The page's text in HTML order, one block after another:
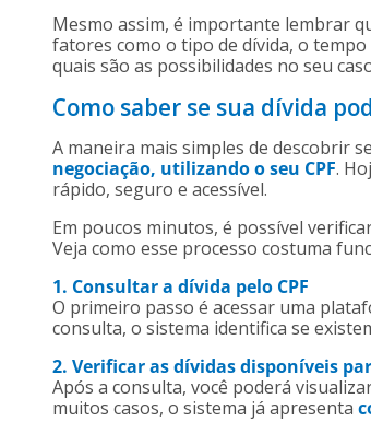
Mesmo assim, é importante lembrar
fatores como o tipo de dívida, o
quais são as possibilidades no seu
Como saber se sua dívida
A maneira mais simples de descobrir
negociação, utilizando o seu CPF.
rápido, seguro e acessível.
Em poucos minutos, é possível
Veja como esse processo costuma
1. Consultar a dívida pelo CPF
O primeiro passo é acessar uma
consulta, o sistema identifica se
2. Verificar as dívidas disponíveis
Após a consulta, você poderá
muitos casos, o sistema já apresenta